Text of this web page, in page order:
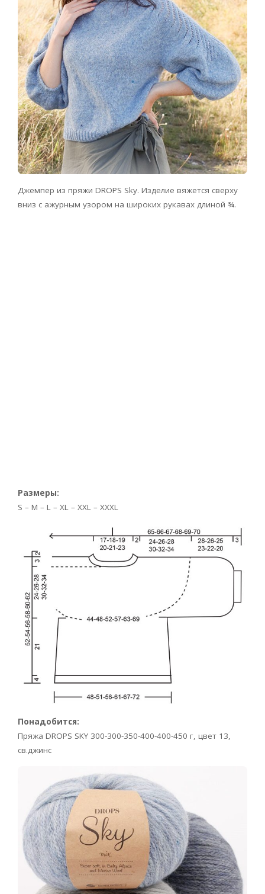
Джемпер из пряжи DROPS Sky. Изделие вяжется сверху
вниз с ажурным узором на широких рукавах длиной ¾.
Размеры:
S – M – L – XL – XXL – XXXL
Понадобится:
Пряжа DROPS SKY 300-300-350-400-400-450 г, цвет 13,
св.джинс